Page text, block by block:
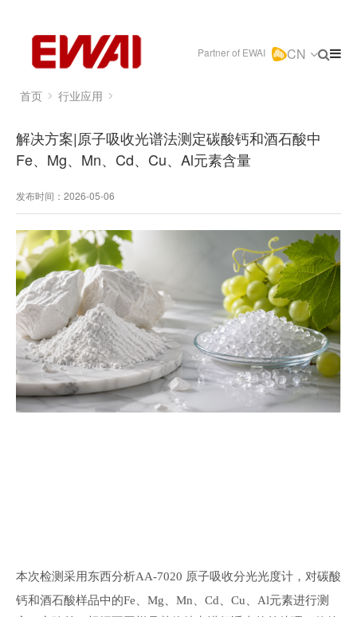
Partner of EWAI CN
首页 行业应用
解决方案|原子吸收光谱法测定碳酸钙和酒石酸中
Fe、Mg、Mn、Cd、Cu、Al元素含量
发布时间：2026-05-06
本次检测采用东西分析AA-7020 原子吸收分光光度计 ，对碳酸
钙和酒石酸样品中的Fe Mg Mn Cd Cu Al元素进行测